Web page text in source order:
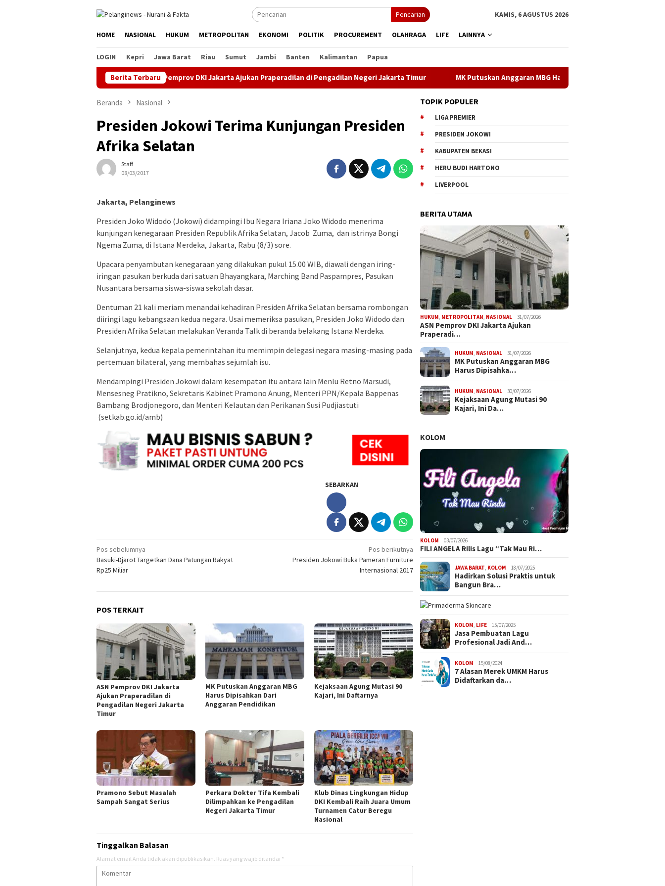
Pencarian KAMIS, 6 AGUSTUS 2026
HOME NASIONAL HUKUM METROPOLITAN EKONOMI POLITIK PROCUREMENT OLAHRAGA LIFE LAINNYA
LOGIN Kepri Jawa Barat Riau Sumut Jambi Banten Kalimantan Papua
Berita Terbaru
ASN Pemprov DKI Jakarta Ajukan Praperadilan di Pengadilan Negeri Jakarta Timur MK Putuskan Anggaran MBG Harus Dipisahkan Dari Anggaran
Beranda Nasional
Presiden Jokowi Terima Kunjungan Presiden
Afrika Selatan
Staff
08/03/2017
Jakarta, Pelanginews
Presiden Joko Widodo (Jokowi) didampingi Ibu Negara Iriana Joko Widodo menerima
kunjungan kenegaraan Presiden Republik Afrika Selatan, Jacob Zuma, dan istrinya Bongi
Ngema Zuma, di Istana Merdeka, Jakarta, Rabu (8/3) sore.
Upacara penyambutan kenegaraan yang dilakukan pukul 15.00 WIB, diawali dengan iring-
iringan pasukan berkuda dari satuan Bhayangkara, Marching Band Paspampres, Pasukan
Nusantara bersama siswa-siswa sekolah dasar.
Dentuman 21 kali meriam menandai kehadiran Presiden Afrika Selatan bersama rombongan
diiringi lagu kebangsaan kedua negara. Usai memeriksa pasukan, Presiden Joko Widodo dan
Presiden Afrika Selatan melakukan Veranda Talk di beranda belakang Istana Merdeka.
Selanjutnya, kedua kepala pemerintahan itu memimpin delegasi negara masing-masing pada
pertemuan bilateral, yang membahas sejumlah isu.
Mendampingi Presiden Jokowi dalam kesempatan itu antara lain Menlu Retno Marsudi,
Mensesneg Pratikno, Sekretaris Kabinet Pramono Anung, Menteri PPN/Kepala Bappenas
Bambang Brodjonegoro, dan Menteri Kelautan dan Perikanan Susi Pudjiastuti
(setkab.go.id/amb)
SEBARKAN
Navigasi
pos
Pos sebelumnya
Basuki-Djarot Targetkan Dana Patungan Rakyat
Rp25 Miliar
Pos berikutnya
Presiden Jokowi Buka Pameran Furniture
Internasional 2017
POS TERKAIT
ASN Pemprov DKI Jakarta
Ajukan Praperadilan di
Pengadilan Negeri Jakarta
Timur
MK Putuskan Anggaran MBG
Harus Dipisahkan Dari
Anggaran Pendidikan
Kejaksaan Agung Mutasi 90
Kajari, Ini Daftarnya
Pramono Sebut Masalah
Sampah Sangat Serius
Perkara Dokter Tifa Kembali
Dilimpahkan ke Pengadilan
Negeri Jakarta Timur
Klub Dinas Lingkungan Hidup
DKI Kembali Raih Juara Umum
Turnamen Catur Beregu
Nasional
Tinggalkan Balasan
Alamat email Anda tidak akan dipublikasikan. Ruas yang wajib ditandai *
TOPIK POPULER
LIGA PREMIER
PRESIDEN JOKOWI
KABUPATEN BEKASI
HERU BUDI HARTONO
LIVERPOOL
BERITA UTAMA
HUKUM METROPOLITAN NASIONAL 31/07/2026
ASN Pemprov DKI Jakarta Ajukan
Praperadi…
HUKUM NASIONAL 31/07/2026
MK Putuskan Anggaran MBG
Harus Dipisahka…
HUKUM NASIONAL 30/07/2026
Kejaksaan Agung Mutasi 90
Kajari, Ini Da…
KOLOM
KOLOM 03/07/2026
FILI ANGELA Rilis Lagu “Tak Mau Ri…
JAWA BARAT KOLOM 18/07/2025
Hadirkan Solusi Praktis untuk
Bangun Bra…
KOLOM LIFE 15/07/2025
Jasa Pembuatan Lagu
Profesional Jadi And…
KOLOM 15/08/2024
7 Alasan Merek UMKM Harus
Didaftarkan da…